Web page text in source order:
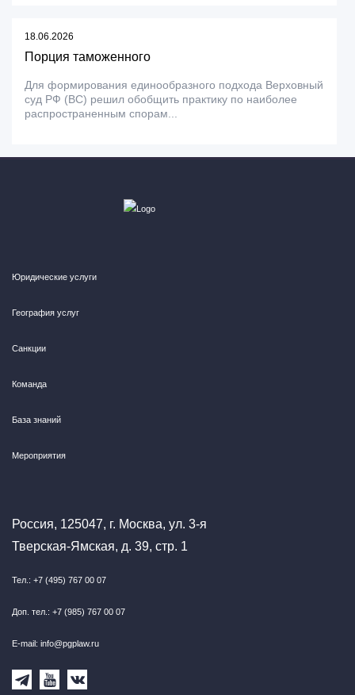
18.06.2026
Порция таможенного
Для формирования единообразного подхода Верховный
суд РФ (ВС) решил обобщить практику по наиболее
распространенным спорам...
Юридические услуги
География услуг
Санкции
Команда
База знаний
Мероприятия
Россия, 125047, г. Москва, ул. 3-я
Тверская-Ямская, д. 39, стр. 1
Тел.: +7 (495) 767 00 07
Доп. тел.: +7 (985) 767 00 07
E-mail: info@pgplaw.ru